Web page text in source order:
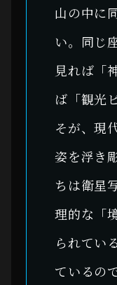
山の中に
い。同じ
見れば「
ば「観光
そが、現
姿を浮き
ちは衛星
理的な「
られてい
ているの